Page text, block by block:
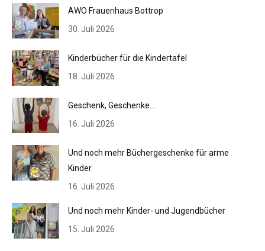
AWO Frauenhaus Bottrop
30. Juli 2026
Kinderbücher für die Kindertafel
18. Juli 2026
Geschenk, Geschenke….
16. Juli 2026
Und noch mehr Büchergeschenke für arme
Kinder
16. Juli 2026
Und noch mehr Kinder- und Jugendbücher
15. Juli 2026